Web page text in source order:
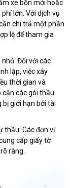
xe bồn mới hoặc
lớn. Với dịch vụ
chi trả một phần
lệ để tham gia
Đối với các
lập, việc xây
thời gian và
cận các gói thầu
bị giới hạn bởi tài
thầu: Các đơn vị
cấp giấy tờ
ràng.